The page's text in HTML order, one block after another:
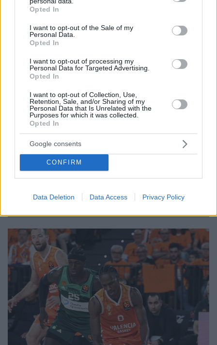
grant or deny consent to Google and its third-party tags to
use your data for below specified purposes in below Google
consent section.
Opted In
I want to opt-out of the Sale of my
Personal Data.
Opted In
I want to opt-out of processing my
Personal Data for Targeted Advertising.
Opted In
I want to opt-out of Collection, Use,
Retention, Sale, and/or Sharing of my
Personal Data that Is Unrelated with the
Purposes for which it was collected.
Opted In
Google consents
CONFIRM
Data Deletion Data Access Privacy Policy
O Γιαννακόπουλος προανήγγειλε με βίντεο από το
Σούνιο και με πρωταγωνιστή τον Φρι την μεταγραφή
Μπαντιό στον ΠΑΟ, βίντεο
Ο Παναθηναϊκός θα πληρώσει τη Βαλένθια για να
αποκτήσει τον Σενεγαλέζο γκαρντ, ο οποίος θα
υπογράψει για τρία χρόνια με τους πράσινους